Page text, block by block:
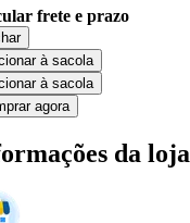
frete e prazo
à sacola
à sacola
agora
da loja